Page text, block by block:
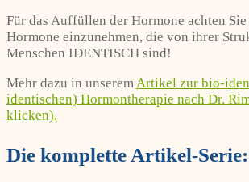
Für das Auffüllen der Hormone achten
Hormone einzunehmen, die von ihrer
Menschen IDENTISCH sind!
Mehr dazu in unseremArtikel zur bio-
identischen) Hormontherapie nach Dr.
klicken).
Die komplette Artikel-Serie: